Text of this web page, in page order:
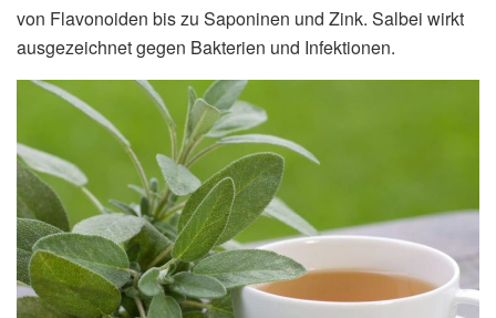
von Flavonoiden bis zu Saponinen und Zink. Salbei wirkt
ausgezeichnet gegen Bakterien und Infektionen.